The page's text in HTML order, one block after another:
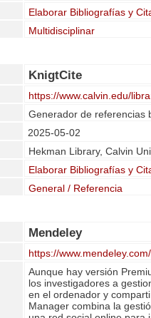
Elaborar Bibliografías y
Multidisciplinar
KnigtCite
https://www.calvin.edu/
Generador de referencias
2025-05-02
Hekman Library, Calvin
Elaborar Bibliografías y
General / Referencia
Mendeley
https://
Aunque hay versión
los investigadores a
en el ordenador y
Manager combina la